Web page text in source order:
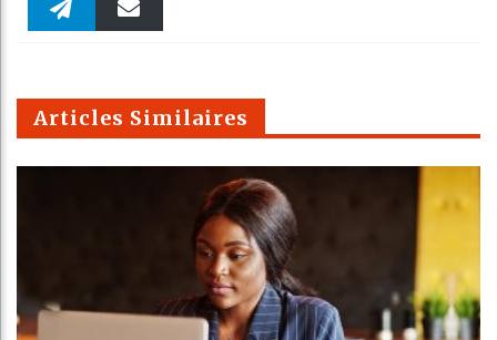
Faceboo Twitter
m
Articles Similaires